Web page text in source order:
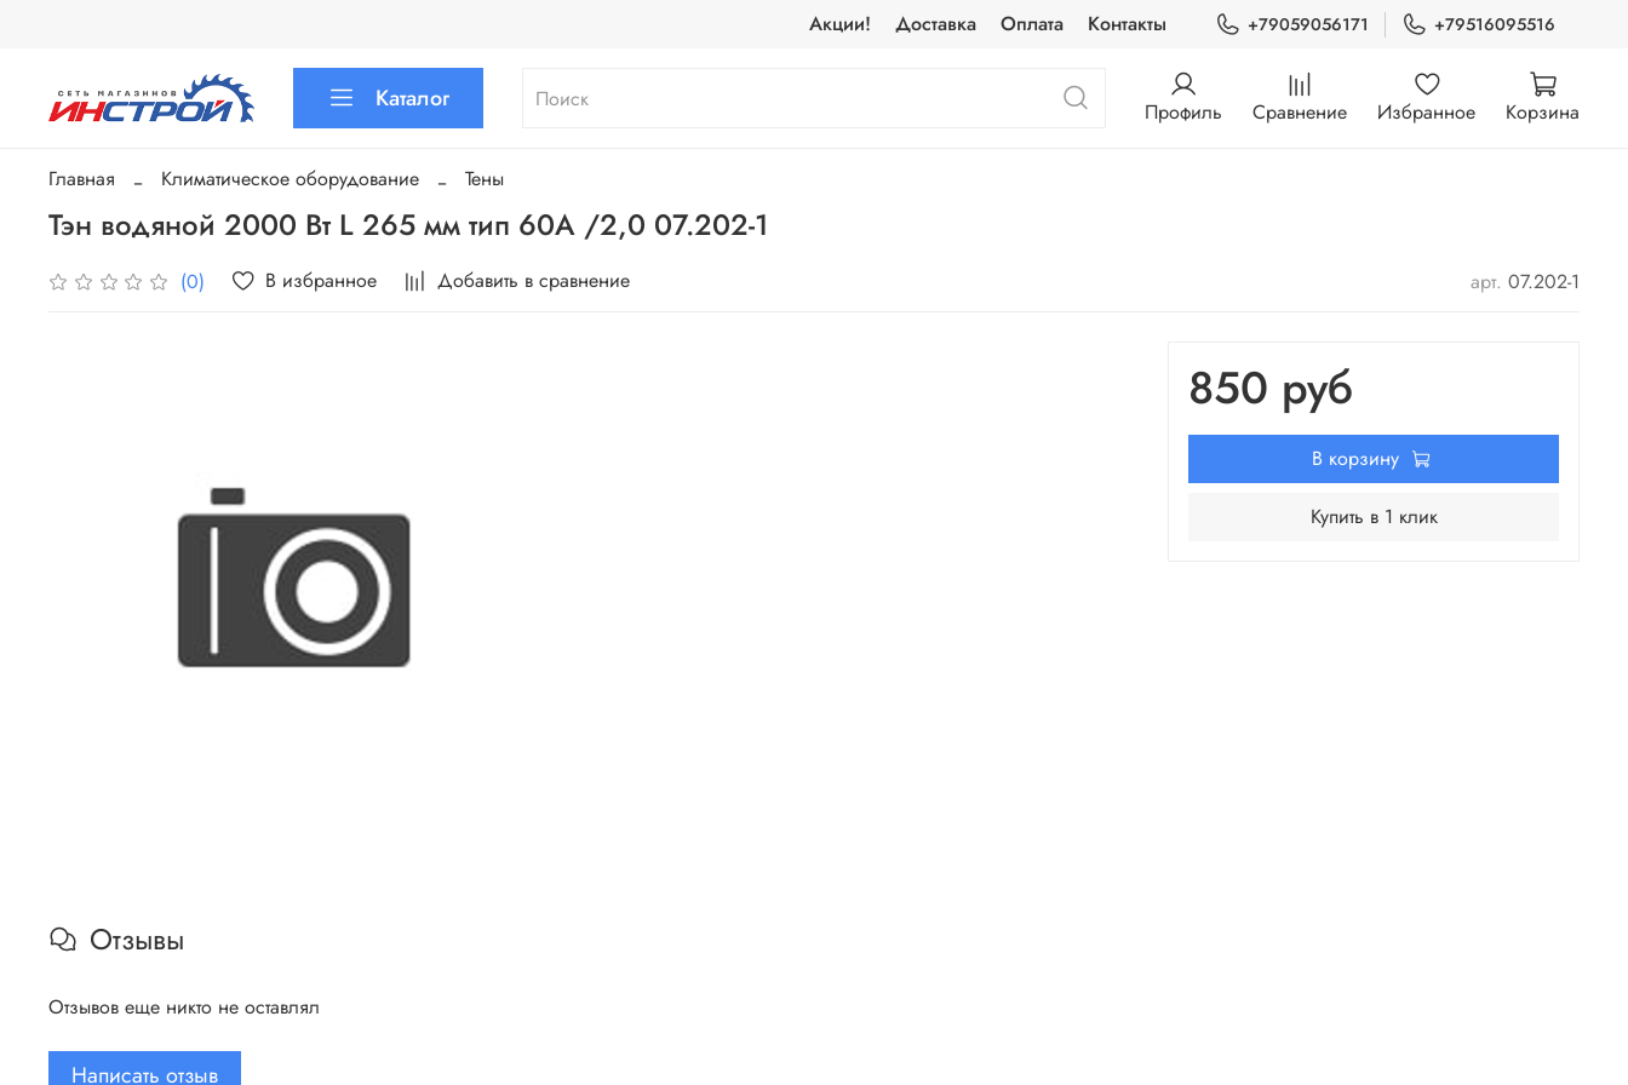
Акции! Доставка Оплата Контакты +79059056171 +79516095516
Каталог Профиль Сравнение Избранное Корзина
Главная Климатическое оборудование Тены
Тэн водяной 2000 Вт L 265 мм тип 60А /2,0 07.202-1
(0) В избранное Добавить в сравнение арт. 07.202-1
850 руб
В корзину
Купить в 1 клик
Отзывы
Отзывов еще никто не оставлял
Написать отзыв